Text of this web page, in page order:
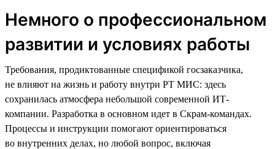
Немного о профессиональном
развитии и условиях работы
Требования, продиктованные спецификой госзаказчика,
не влияют на жизнь и работу внутри РТ МИС: здесь
сохранилась атмосфера небольшой современной ИТ-
компании. Разработка в основном идет в Скрам-командах.
Процессы и инструкции помогают ориентироваться
во внутренних делах, но любой вопрос, включая